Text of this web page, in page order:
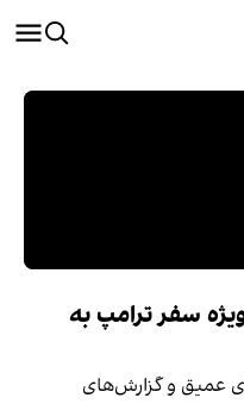
سفر ترامپ به
عمیق و گزارش‌های